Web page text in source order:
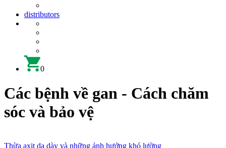
distributors
0
Các bệnh về gan - Cách chăm
sóc và bảo vệ
Thừa axit dạ dày và những ảnh hưởng khó lường